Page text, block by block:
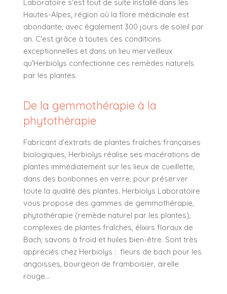
Laboratoire s'est tout de suite installé dans les
Hautes-Alpes, région où la flore médicinale est
abondante, avec également 300 jours de soleil par
an. C'est grâce à toutes ces conditions
exceptionnelles et dans un lieu merveilleux
qu'Herbiolys confectionne ces remèdes naturels
par les plantes.
De la gemmothérapie à la
phytothérapie
Fabricant d’extraits de plantes fraîches françaises
biologiques, Herbiolys réalise ses macérations de
plantes immédiatement sur les lieux de cueillette,
dans des bonbonnes en verre, pour préserver
toute la qualité des plantes. Herbiolys Laboratoire
vous propose des gammes de gemmothérapie,
phytothérapie (remède naturel par les plantes),
complexes de plantes fraîches, élixirs floraux de
Bach, savons à froid et huiles bien-être. Sont très
appréciés chez Herbiolys : fleurs de bach pour les
angoisses, bourgeon de framboisier, airelle
rouge…